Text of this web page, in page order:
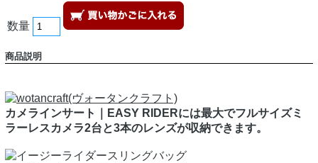
数量
商品説明
カメラインサート｜EASY RIDERには最大でフルサイズミ
ラーレスカメラ2台と3本のレンズが収納できます。